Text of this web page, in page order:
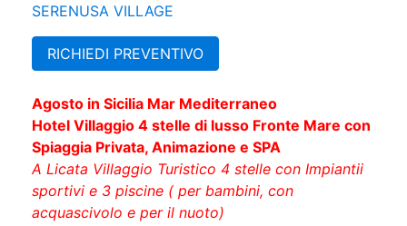
SERENUSA VILLAGE
RICHIEDI PREVENTIVO
Agosto in Sicilia Mar Mediterraneo
Hotel Villaggio 4 stelle di lusso Fronte Mare con
Spiaggia Privata, Animazione e SPA
A Licata Villaggio Turistico 4 stelle con Impiantii
sportivi e 3 piscine ( per bambini, con
acquascivolo e per il nuoto)